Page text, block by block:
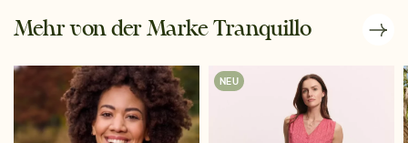
Mehr von der Marke Tranquillo
NEU